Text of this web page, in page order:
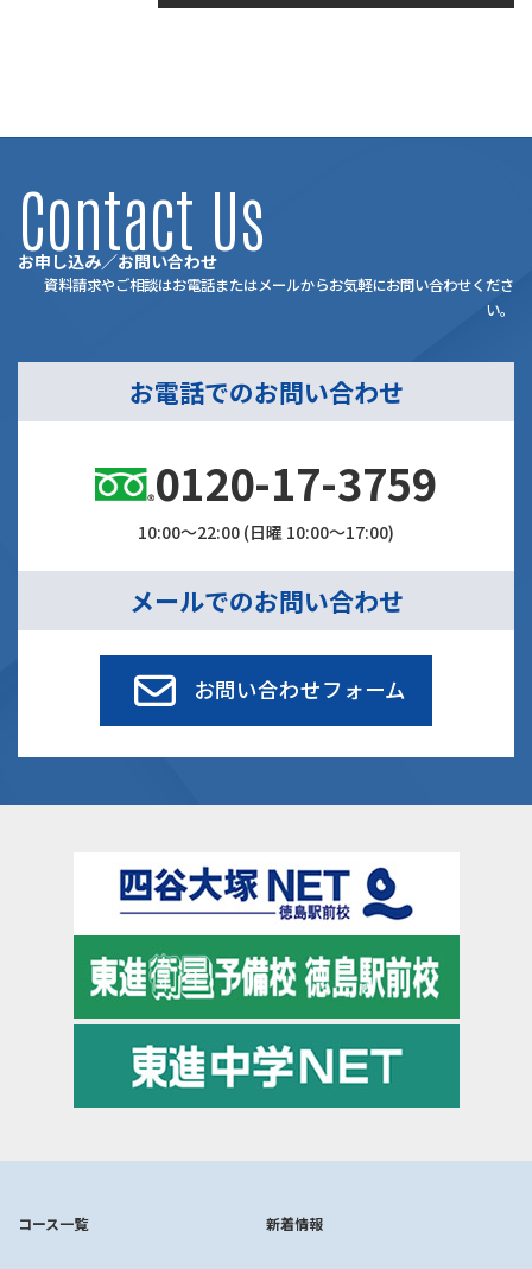
お申し込み／お問い合わせ
Contact Us
資料請求やご相談はお電話またはメールからお気軽にお問い合わせくださ
い。
お電話でのお問い合わせ
0120-17-3759
10:00～22:00 (日曜 10:00～17:00)
メールでのお問い合わせ
お問い合わせフォーム
コース一覧 新着情報